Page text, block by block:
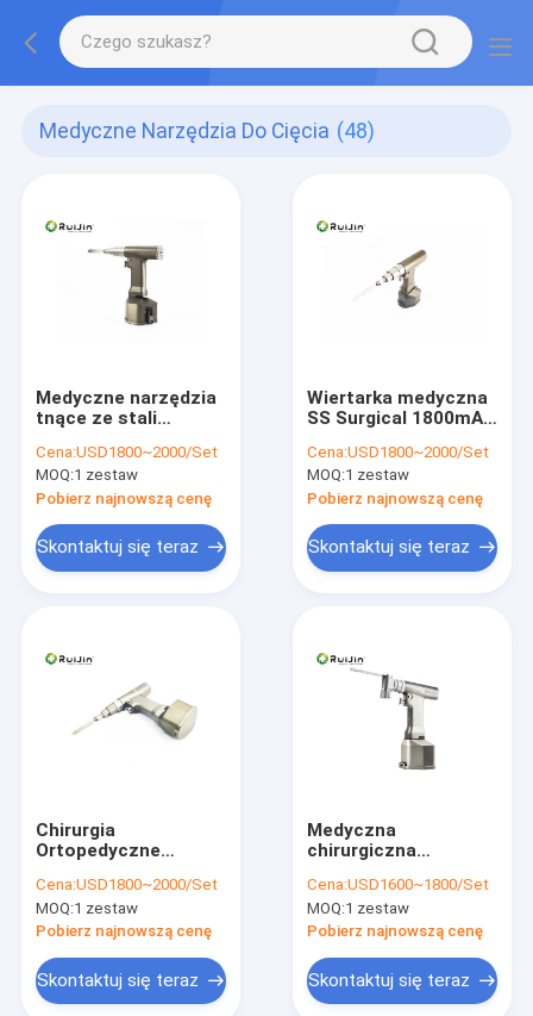
Medyczne Narzędzia Do Cięcia (48)
Medyczne narzędzia
tnące ze stali
Ortopedyczne wiertła
chirurgiczne 1800mA
/ h
Cena:USD1800~2000/Set
MOQ:1 zestaw
Pobierz najnowszą cenę
Skontaktuj się teraz
Wiertarka medyczna
SS Surgical 1800mA /
Cena:USD1800~2000/Set
MOQ:1 zestaw
Pobierz najnowszą cenę
Skontaktuj się teraz
Chirurgia
Ortopedyczne
do cięcia Medyczne
wiertło do kości
wielokrotnego użytku
Cena:USD1800~2000/Set
MOQ:1 zestaw
Pobierz najnowszą cenę
Skontaktuj się teraz
Medyczna
chirurgiczna
chirurgiczna
Ortopedia
Elektryczna piła
Cena:USD1600~1800/Set
MOQ:1 zestaw
Pobierz najnowszą cenę
Skontaktuj się teraz